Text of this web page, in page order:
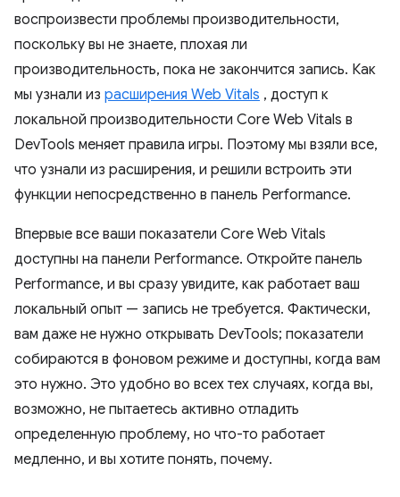
воспроизвести проблемы производительности,
поскольку вы не знаете, плохая ли
производительность, пока не закончится запись. Как
мы узнали из расширения Web Vitals , доступ к
локальной производительности Core Web Vitals в
DevTools меняет правила игры. Поэтому мы взяли все,
что узнали из расширения, и решили встроить эти
функции непосредственно в панель Performance.
Впервые все ваши показатели Core Web Vitals
доступны на панели Performance. Откройте панель
Performance, и вы сразу увидите, как работает ваш
локальный опыт — запись не требуется. Фактически,
вам даже не нужно открывать DevTools; показатели
собираются в фоновом режиме и доступны, когда вам
это нужно. Это удобно во всех тех случаях, когда вы,
возможно, не пытаетесь активно отладить
определенную проблему, но что-то работает
медленно, и вы хотите понять, почему.